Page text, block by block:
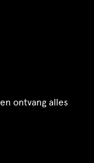
en ontvang alles